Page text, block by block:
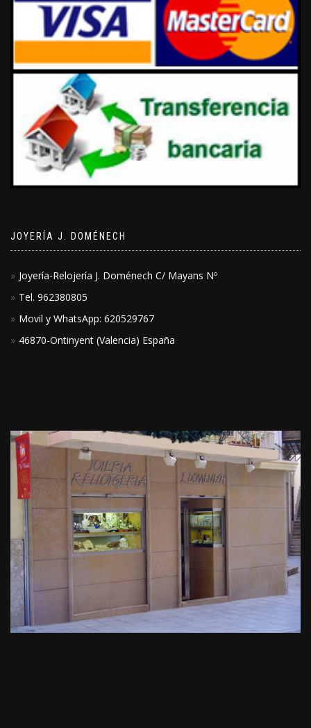
JOYERÍA J. DOMÉNECH
Joyería-Relojería J. Doménech C/ Mayans Nº
Tel. 962380805
Movil y WhatsApp: 620529767
46870-Ontinyent (Valencia) España